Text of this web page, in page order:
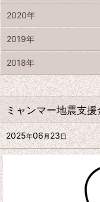
ミャンマー地震支
2025年06月 23日
2020年
2019年
2018年